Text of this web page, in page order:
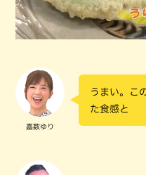
嘉数ゆり
うまい。こ
た食感と